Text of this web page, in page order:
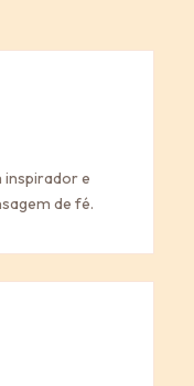
inspirador e
de fé.